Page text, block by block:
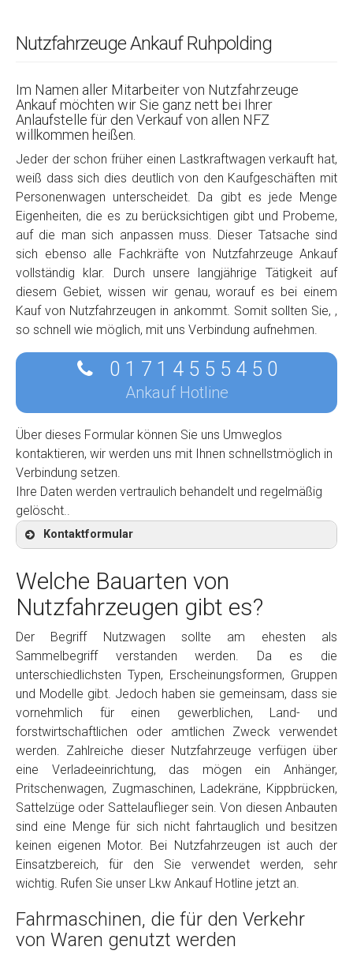
Nutzfahrzeuge Ankauf Ruhpolding
Im Namen aller Mitarbeiter von Nutzfahrzeuge
Ankauf möchten wir Sie ganz nett bei Ihrer
Anlaufstelle für den Verkauf von allen NFZ
willkommen heißen.
Jeder der schon früher einen Lastkraftwagen verkauft hat,
weiß dass sich dies deutlich von den Kaufgeschäften mit
Personenwagen unterscheidet. Da gibt es jede Menge
Eigenheiten, die es zu berücksichtigen gibt und Probeme,
auf die man sich anpassen muss. Dieser Tatsache sind
sich ebenso alle Fachkräfte von Nutzfahrzeuge Ankauf
vollständig klar. Durch unsere langjährige Tätigkeit auf
diesem Gebiet, wissen wir genau, worauf es bei einem
Kauf von Nutzfahrzeugen in ankommt. Somit sollten Sie, ,
so schnell wie möglich, mit uns Verbindung aufnehmen.
0 1 7 1 4 5 5 5 4 5 0
Ankauf Hotline
Über dieses Formular können Sie uns Umweglos
kontaktieren, wir werden uns mit Ihnen schnellstmöglich in
Verbindung setzen.
Ihre Daten werden vertraulich behandelt und regelmäßig
gelöscht..
Kontaktformular
Kontaktformular
Marke
Model
Baujahr
Getriebe
Bekannte Schäden
Kilometerstand
Welche Bauarten von
Nutzfahrzeugen gibt es?
Der Begriff Nutzwagen sollte am ehesten als
Sammelbegriff verstanden werden. Da es die
unterschiedlichsten Typen, Erscheinungsformen, Gruppen
und Modelle gibt. Jedoch haben sie gemeinsam, dass sie
vornehmlich für einen gewerblichen, Land- und
forstwirtschaftlichen oder amtlichen Zweck verwendet
werden. Zahlreiche dieser Nutzfahrzeuge verfügen über
eine Verladeeinrichtung, das mögen ein Anhänger,
Pritschenwagen, Zugmaschinen, Ladekräne, Kippbrücken,
Sattelzüge oder Sattelauflieger sein. Von diesen Anbauten
sind eine Menge für sich nicht fahrtauglich und besitzen
keinen eigenen Motor. Bei Nutzfahrzeugen ist auch der
Einsatzbereich, für den Sie verwendet werden, sehr
wichtig. Rufen Sie unser Lkw Ankauf Hotline jetzt an.
Fahrmaschinen, die für den Verkehr
von Waren genutzt werden